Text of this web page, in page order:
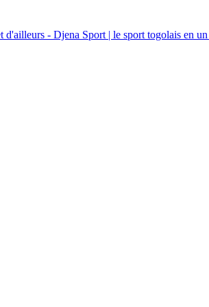
- Djena Sport | le sport togolais en